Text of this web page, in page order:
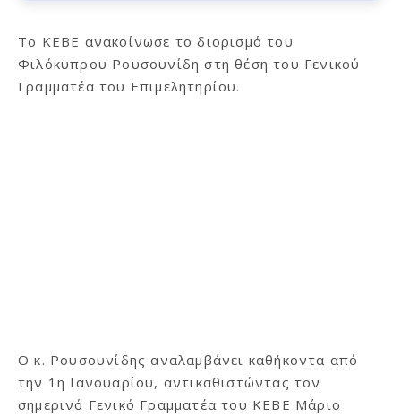
Το ΚΕΒΕ ανακοίνωσε το διορισμό του
Φιλόκυπρου Ρουσουνίδη στη θέση του Γενικού
Γραμματέα του Επιμελητηρίου.
Ο κ. Ρουσουνίδης αναλαμβάνει καθήκοντα από
την 1η Ιανουαρίου, αντικαθιστώντας τον
σημερινό Γενικό Γραμματέα του ΚΕΒΕ Μάριο